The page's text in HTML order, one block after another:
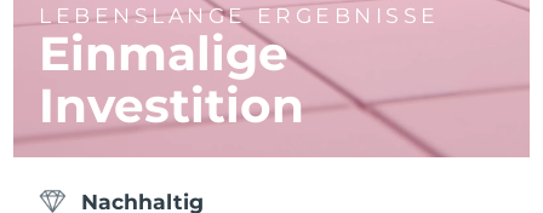
LEBENSLANGE ERGEBNISSE
Einmalige
Investition
Nachhaltig